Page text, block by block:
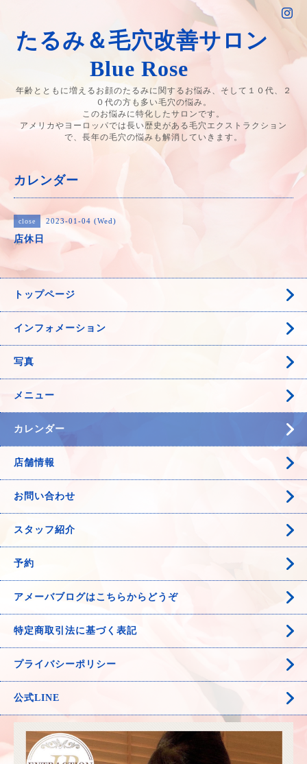
たるみ＆毛穴改善サロン
Blue Rose
年齢とともに増えるお顔のたるみに関するお悩み、そして１０代、２
０代の方も多い毛穴の悩み。
このお悩みに特化したサロンです。
アメリカやヨーロッパでは長い歴史がある毛穴エクストラクション
で、長年の毛穴の悩みも解消していきます。
カレンダー
close 2023-01-04 (Wed)
店休日
トップページ
インフォメーション
写真
メニュー
カレンダー
店舗情報
お問い合わせ
スタッフ紹介
予約
アメーバブログはこちらからどうぞ
特定商取引法に基づく表記
プライバシーポリシー
公式LINE